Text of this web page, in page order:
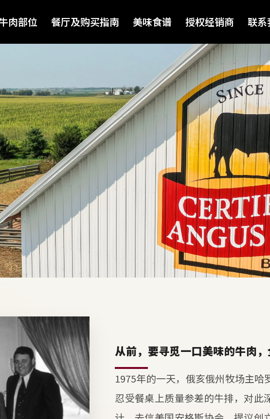
肉部位 餐厅及购买指南 美味食谱 授权经销商 联系
从前，要寻觅一口美味的牛肉，
1975年的一天，俄亥俄州牧场主
忍受餐桌上质量参差的牛排，对此